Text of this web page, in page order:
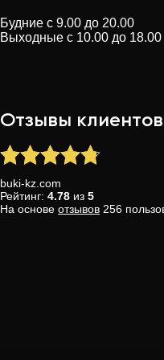
Будние с 9.00 до 20.00
Выходные с 10.00 до 18.00
Отзывы клиентов
buki-kz.com
Рейтинг: 4.78 из 5
На основе отзывов 256